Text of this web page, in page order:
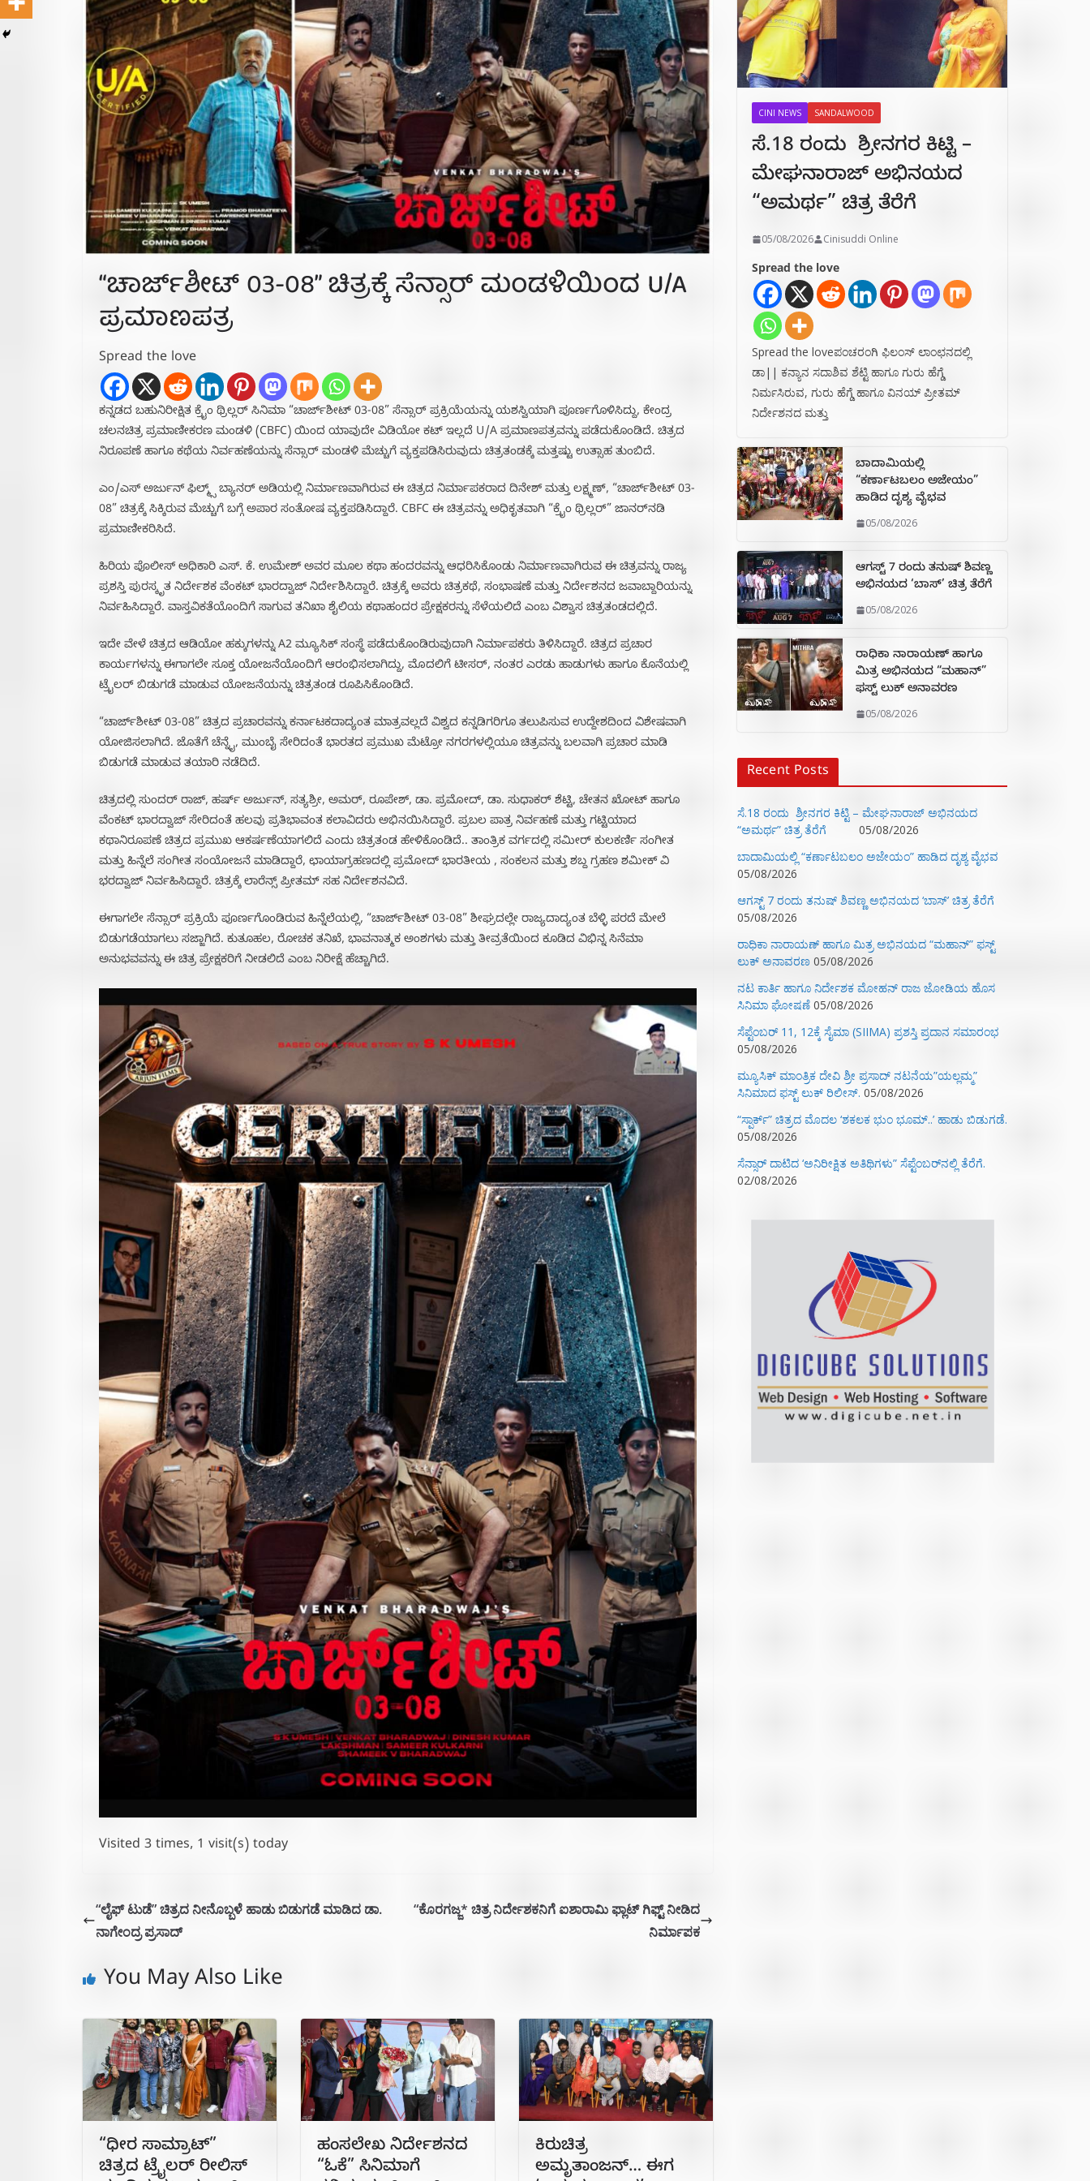
“ಚಾರ್ಜ್‌ಶೀಟ್ 03-08” ಚಿತ್ರಕ್ಕೆ ಸೆನ್ಸಾರ್ ಮಂಡಳಿಯಿಂದ U/A
ಪ್ರಮಾಣಪತ್ರ
Spread the love
ಕನ್ನಡದ ಬಹುನಿರೀಕ್ಷಿತ ಕ್ರೈಂ ಥ್ರಿಲ್ಲರ್ ಸಿನಿಮಾ “ಚಾರ್ಜ್‌ಶೀಟ್ 03-08” ಸೆನ್ಸಾರ್ ಪ್ರಕ್ರಿಯೆಯನ್ನು ಯಶಸ್ವಿಯಾಗಿ ಪೂರ್ಣಗೊಳಿಸಿದ್ದು, ಕೇಂದ್ರ
ಚಲನಚಿತ್ರ ಪ್ರಮಾಣೀಕರಣ ಮಂಡಳಿ (CBFC) ಯಿಂದ ಯಾವುದೇ ವಿಡಿಯೋ ಕಟ್ ಇಲ್ಲದೆ U/A ಪ್ರಮಾಣಪತ್ರವನ್ನು ಪಡೆದುಕೊಂಡಿದೆ. ಚಿತ್ರದ
ನಿರೂಪಣೆ ಹಾಗೂ ಕಥೆಯ ನಿರ್ವಹಣೆಯನ್ನು ಸೆನ್ಸಾರ್ ಮಂಡಳಿ ಮೆಚ್ಚುಗೆ ವ್ಯಕ್ತಪಡಿಸಿರುವುದು ಚಿತ್ರತಂಡಕ್ಕೆ ಮತ್ತಷ್ಟು ಉತ್ಸಾಹ ತುಂಬಿದೆ.
ಎಂ/ಎಸ್ ಅರ್ಜುನ್ ಫಿಲ್ಮ್ಸ್ ಬ್ಯಾನರ್ ಅಡಿಯಲ್ಲಿ ನಿರ್ಮಾಣವಾಗಿರುವ ಈ ಚಿತ್ರದ ನಿರ್ಮಾಪಕರಾದ ದಿನೇಶ್ ಮತ್ತು ಲಕ್ಷ್ಮಣ್, “ಚಾರ್ಜ್‌ಶೀಟ್ 03-
08” ಚಿತ್ರಕ್ಕೆ ಸಿಕ್ಕಿರುವ ಮೆಚ್ಚುಗೆ ಬಗ್ಗೆ ಅಪಾರ ಸಂತೋಷ ವ್ಯಕ್ತಪಡಿಸಿದ್ದಾರೆ. CBFC ಈ ಚಿತ್ರವನ್ನು ಅಧಿಕೃತವಾಗಿ “ಕ್ರೈಂ ಥ್ರಿಲ್ಲರ್” ಜಾನರ್‌ನಡಿ
ಪ್ರಮಾಣೀಕರಿಸಿದೆ.
ಹಿರಿಯ ಪೊಲೀಸ್ ಅಧಿಕಾರಿ ಎಸ್. ಕೆ. ಉಮೇಶ್ ಅವರ ಮೂಲ ಕಥಾ ಹಂದರವನ್ನು ಆಧರಿಸಿಕೊಂಡು ನಿರ್ಮಾಣವಾಗಿರುವ ಈ ಚಿತ್ರವನ್ನು ರಾಜ್ಯ
ಪ್ರಶಸ್ತಿ ಪುರಸ್ಕೃತ ನಿರ್ದೇಶಕ ವೆಂಕಟ್ ಭಾರದ್ವಾಜ್ ನಿರ್ದೇಶಿಸಿದ್ದಾರೆ. ಚಿತ್ರಕ್ಕೆ ಅವರು ಚಿತ್ರಕಥೆ, ಸಂಭಾಷಣೆ ಮತ್ತು ನಿರ್ದೇಶನದ ಜವಾಬ್ದಾರಿಯನ್ನು
ನಿರ್ವಹಿಸಿದ್ದಾರೆ. ವಾಸ್ತವಿಕತೆಯೊಂದಿಗೆ ಸಾಗುವ ತನಿಖಾ ಶೈಲಿಯ ಕಥಾಹಂದರ ಪ್ರೇಕ್ಷಕರನ್ನು ಸೆಳೆಯಲಿದೆ ಎಂಬ ವಿಶ್ವಾಸ ಚಿತ್ರತಂಡದಲ್ಲಿದೆ.
ಇದೇ ವೇಳೆ ಚಿತ್ರದ ಆಡಿಯೋ ಹಕ್ಕುಗಳನ್ನು A2 ಮ್ಯೂಸಿಕ್ ಸಂಸ್ಥೆ ಪಡೆದುಕೊಂಡಿರುವುದಾಗಿ ನಿರ್ಮಾಪಕರು ತಿಳಿಸಿದ್ದಾರೆ. ಚಿತ್ರದ ಪ್ರಚಾರ
ಕಾರ್ಯಗಳನ್ನು ಈಗಾಗಲೇ ಸೂಕ್ತ ಯೋಜನೆಯೊಂದಿಗೆ ಆರಂಭಿಸಲಾಗಿದ್ದು, ಮೊದಲಿಗೆ ಟೀಸರ್, ನಂತರ ಎರಡು ಹಾಡುಗಳು ಹಾಗೂ ಕೊನೆಯಲ್ಲಿ
ಟ್ರೈಲರ್ ಬಿಡುಗಡೆ ಮಾಡುವ ಯೋಜನೆಯನ್ನು ಚಿತ್ರತಂಡ ರೂಪಿಸಿಕೊಂಡಿದೆ.
“ಚಾರ್ಜ್‌ಶೀಟ್ 03-08” ಚಿತ್ರದ ಪ್ರಚಾರವನ್ನು ಕರ್ನಾಟಕದಾದ್ಯಂತ ಮಾತ್ರವಲ್ಲದೆ ವಿಶ್ವದ ಕನ್ನಡಿಗರಿಗೂ ತಲುಪಿಸುವ ಉದ್ದೇಶದಿಂದ ವಿಶೇಷವಾಗಿ
ಯೋಜಿಸಲಾಗಿದೆ. ಜೊತೆಗೆ ಚೆನ್ನೈ, ಮುಂಬೈ ಸೇರಿದಂತೆ ಭಾರತದ ಪ್ರಮುಖ ಮೆಟ್ರೋ ನಗರಗಳಲ್ಲಿಯೂ ಚಿತ್ರವನ್ನು ಬಲವಾಗಿ ಪ್ರಚಾರ ಮಾಡಿ
ಬಿಡುಗಡೆ ಮಾಡುವ ತಯಾರಿ ನಡೆದಿದೆ.
ಚಿತ್ರದಲ್ಲಿ ಸುಂದರ್ ರಾಜ್, ಹರ್ಷ್ ಅರ್ಜುನ್, ಸತ್ಯಶ್ರೀ, ಅಮರ್, ರೂಪೇಶ್, ಡಾ. ಪ್ರಮೋದ್, ಡಾ. ಸುಧಾಕರ್ ಶೆಟ್ಟಿ, ಚೇತನ ಖೋಟ್ ಹಾಗೂ
ವೆಂಕಟ್ ಭಾರದ್ವಾಜ್ ಸೇರಿದಂತೆ ಹಲವು ಪ್ರತಿಭಾವಂತ ಕಲಾವಿದರು ಅಭಿನಯಿಸಿದ್ದಾರೆ. ಪ್ರಬಲ ಪಾತ್ರ ನಿರ್ವಹಣೆ ಮತ್ತು ಗಟ್ಟಿಯಾದ
ಕಥಾನಿರೂಪಣೆ ಚಿತ್ರದ ಪ್ರಮುಖ ಆಕರ್ಷಣೆಯಾಗಲಿದೆ ಎಂದು ಚಿತ್ರತಂಡ ಹೇಳಿಕೊಂಡಿದೆ.. ತಾಂತ್ರಿಕ ವರ್ಗದಲ್ಲಿ ಸಮೀರ್ ಕುಲಕರ್ಣಿ ಸಂಗೀತ
ಮತ್ತು ಹಿನ್ನೆಲೆ ಸಂಗೀತ ಸಂಯೋಜನೆ ಮಾಡಿದ್ದಾರೆ, ಛಾಯಾಗ್ರಹಣದಲ್ಲಿ ಪ್ರಮೋದ್ ಭಾರತೀಯ , ಸಂಕಲನ ಮತ್ತು ಶಬ್ದ ಗ್ರಹಣ ಶಮೀಕ್ ವಿ
ಭರದ್ವಾಜ್ ನಿರ್ವಹಿಸಿದ್ದಾರೆ. ಚಿತ್ರಕ್ಕೆ ಲಾರೆನ್ಸ್ ಪ್ರೀತಮ್ ಸಹ ನಿರ್ದೇಶನವಿದೆ.
ಈಗಾಗಲೇ ಸೆನ್ಸಾರ್ ಪ್ರಕ್ರಿಯೆ ಪೂರ್ಣಗೊಂಡಿರುವ ಹಿನ್ನೆಲೆಯಲ್ಲಿ, “ಚಾರ್ಜ್‌ಶೀಟ್ 03-08” ಶೀಘ್ರದಲ್ಲೇ ರಾಜ್ಯದಾದ್ಯಂತ ಬೆಳ್ಳಿ ಪರದೆ ಮೇಲೆ
ಬಿಡುಗಡೆಯಾಗಲು ಸಜ್ಜಾಗಿದೆ. ಕುತೂಹಲ, ರೋಚಕ ತನಿಖೆ, ಭಾವನಾತ್ಮಕ ಅಂಶಗಳು ಮತ್ತು ತೀವ್ರತೆಯಿಂದ ಕೂಡಿದ ವಿಭಿನ್ನ ಸಿನೆಮಾ
ಅನುಭವವನ್ನು ಈ ಚಿತ್ರ ಪ್ರೇಕ್ಷಕರಿಗೆ ನೀಡಲಿದೆ ಎಂಬ ನಿರೀಕ್ಷೆ ಹೆಚ್ಚಾಗಿದೆ.
Visited 3 times, 1 visit(s) today
“ಲೈಫ್ ಟುಡೆ” ಚಿತ್ರದ ನೀನೊಬ್ಬಳೆ ಹಾಡು ಬಿಡುಗಡೆ ಮಾಡಿದ ಡಾ.
ನಾಗೇಂದ್ರ ಪ್ರಸಾದ್
“ಕೊರಗಜ್ಜ* ಚಿತ್ರ ನಿರ್ದೇಶಕನಿಗೆ ಐಶಾರಾಮಿ ಫ್ಲಾಟ್ ಗಿಫ್ಟ್ ನೀಡಿದ
ನಿರ್ಮಾಪಕ
You May Also Like
“ಧೀರ ಸಾಮ್ರಾಟ್”
ಚಿತ್ರದ ಟ್ರೈಲರ್ ರೀಲಿಸ್
ಹಂಸಲೇಖ ನಿರ್ದೇಶನದ
“ಓಕೆ” ಸಿನಿಮಾಗೆ
ಕಿರುಚಿತ್ರ
ಅಮೃತಾಂಜನ್… ಈಗ
CINI NEWS SANDALWOOD
ಸೆ.18 ರಂದು ಶ್ರೀನಗರ ಕಿಟ್ಟಿ –
ಮೇಘನಾರಾಜ್ ಅಭಿನಯದ
“ಅಮರ್ಥ” ಚಿತ್ರ ತೆರೆಗೆ
05/08/2026 Cinisuddi Online
Spread the love
Spread the loveಪಂಚರಂಗಿ ಫಿಲಂಸ್ ಲಾಂಛನದಲ್ಲಿ
ಡಾ|| ಕನ್ಯಾನ ಸದಾಶಿವ ಶೆಟ್ಟಿ ಹಾಗೂ ಗುರು ಹೆಗ್ಡೆ
ನಿರ್ಮಸಿರುವ, ಗುರು ಹೆಗ್ಡೆ ಹಾಗೂ ವಿನಯ್ ಪ್ರೀತಮ್
ನಿರ್ದೇಶನದ ಮತ್ತು
ಬಾದಾಮಿಯಲ್ಲಿ
“ಕರ್ಣಾಟಬಲಂ ಅಜೇಯಂ”
ಹಾಡಿದ ದೃಶ್ಯ ವೈಭವ
05/08/2026
ಆಗಸ್ಟ್ 7 ರಂದು ತನುಷ್ ಶಿವಣ್ಣ
ಅಭಿನಯದ ‘ಬಾಸ್’ ಚಿತ್ರ ತೆರೆಗೆ
05/08/2026
ರಾಧಿಕಾ ನಾರಾಯಣ್ ಹಾಗೂ
ಮಿತ್ರ ಅಭಿನಯದ “ಮಹಾನ್”
ಫಸ್ಟ್ ಲುಕ್ ಅನಾವರಣ
05/08/2026
Recent Posts
ಸೆ.18 ರಂದು ಶ್ರೀನಗರ ಕಿಟ್ಟಿ – ಮೇಘನಾರಾಜ್ ಅಭಿನಯದ
“ಅಮರ್ಥ” ಚಿತ್ರ ತೆರೆಗೆ
05/08/2026
ಬಾದಾಮಿಯಲ್ಲಿ “ಕರ್ಣಾಟಬಲಂ ಅಜೇಯಂ” ಹಾಡಿದ ದೃಶ್ಯ ವೈಭವ
05/08/2026
ಆಗಸ್ಟ್ 7 ರಂದು ತನುಷ್ ಶಿವಣ್ಣ ಅಭಿನಯದ ‘ಬಾಸ್’ ಚಿತ್ರ ತೆರೆಗೆ
05/08/2026
ರಾಧಿಕಾ ನಾರಾಯಣ್ ಹಾಗೂ ಮಿತ್ರ ಅಭಿನಯದ “ಮಹಾನ್” ಫಸ್ಟ್
ಲುಕ್ ಅನಾವರಣ 05/08/2026
ನಟ ಕಾರ್ತಿ ಹಾಗೂ ನಿರ್ದೇಶಕ ಮೋಹನ್ ರಾಜ ಜೋಡಿಯ ಹೊಸ
ಸಿನಿಮಾ ಘೋಷಣೆ 05/08/2026
ಸೆಪ್ಟೆಂಬರ್ 11, 12ಕ್ಕೆ ಸೈಮಾ (SIIMA) ಪ್ರಶಸ್ತಿ ಪ್ರದಾನ ಸಮಾರಂಭ
05/08/2026
ಮ್ಯೂಸಿಕ್‌ ಮಾಂತ್ರಿಕ ದೇವಿ ಶ್ರೀ ಪ್ರಸಾದ್ ನಟನೆಯ”ಯಲ್ಲಮ್ಮ”
ಸಿನಿಮಾದ ಫಸ್ಟ್‌ ಲುಕ್‌ ರಿಲೀಸ್. 05/08/2026
“ಸ್ಪಾರ್ಕ್” ಚಿತ್ರದ ಮೊದಲ‌ ‘ಶಕಲಕ ಭುಂ‌ ಭೂಮ್..’ ಹಾಡು ಬಿಡುಗಡೆ.
05/08/2026
ಸೆನ್ಸಾರ್ ದಾಟಿದ ‘ಅನಿರೀಕ್ಷಿತ ಅತಿಥಿಗಳು” ಸೆಪ್ಟೆಂಬರ್‌ನಲ್ಲಿ ತೆರೆಗೆ.
02/08/2026